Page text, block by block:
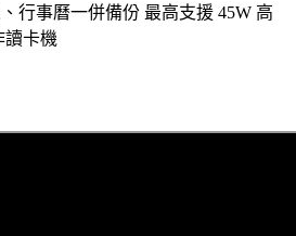
行事曆一併備份 最高支援 45W 高
讀卡機